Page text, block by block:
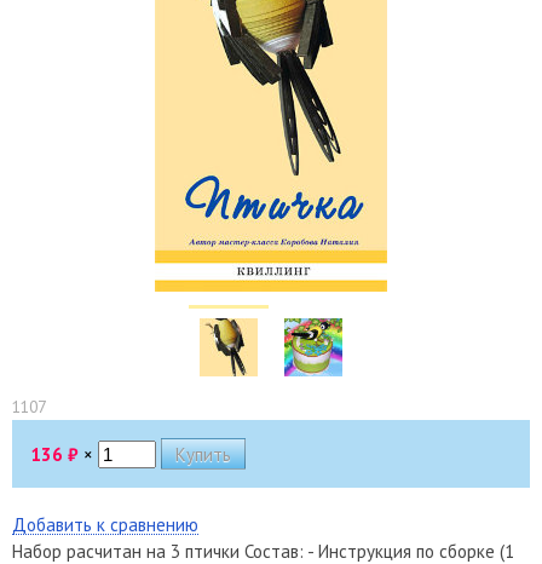
1107
136 ₽ ×
Добавить к сравнению
Набор расчитан на 3 птички Состав: - Инструкция по сборке (1